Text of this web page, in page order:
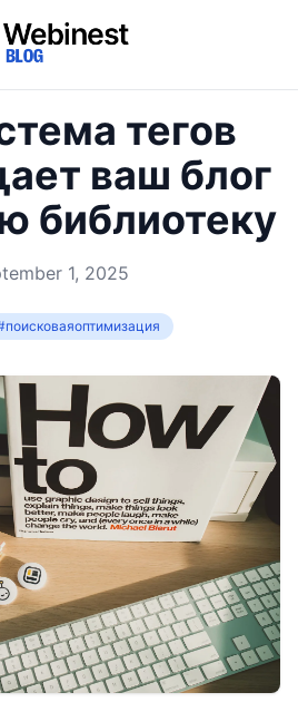
тегов
ваш блог
библиотеку
1, 2025